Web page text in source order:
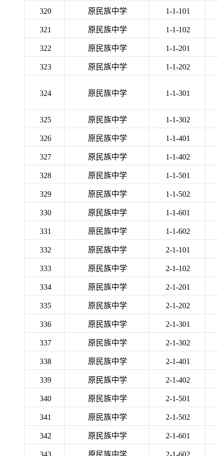
320 原民族中学 1-1-101
321 原民族中学 1-1-102
322 原民族中学 1-1-201
323 原民族中学 1-1-202
324 原民族中学 1-1-301
325 原民族中学 1-1-302
326 原民族中学 1-1-401
327 原民族中学 1-1-402
328 原民族中学 1-1-501
329 原民族中学 1-1-502
330 原民族中学 1-1-601
331 原民族中学 1-1-602
332 原民族中学 2-1-101
333 原民族中学 2-1-102
334 原民族中学 2-1-201
335 原民族中学 2-1-202
336 原民族中学 2-1-301
337 原民族中学 2-1-302
338 原民族中学 2-1-401
339 原民族中学 2-1-402
340 原民族中学 2-1-501
341 原民族中学 2-1-502
342 原民族中学 2-1-601
343 原民族中学 2-1-602